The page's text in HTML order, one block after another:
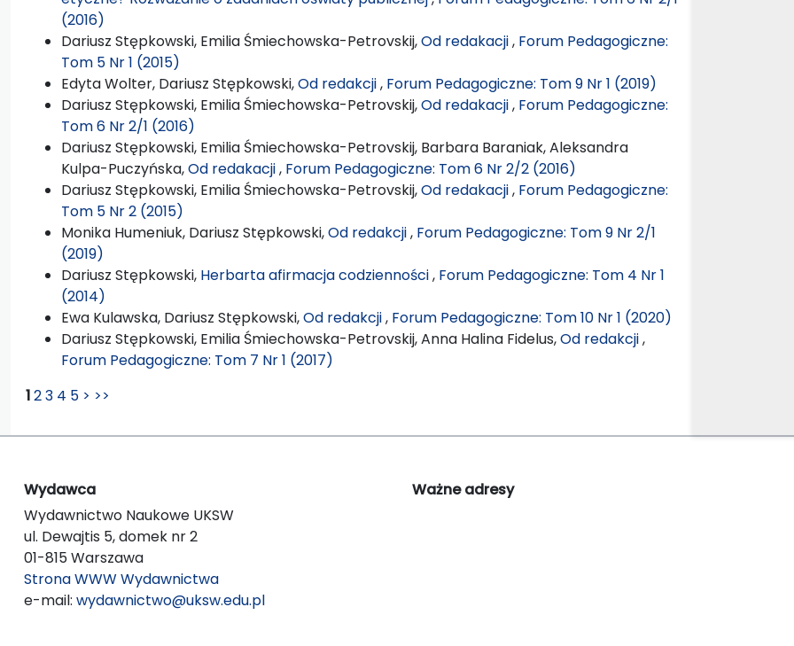
(2016)
Dariusz Stępkowski, Emilia Śmiechowska-Petrovskij,Od redakacji, Forum Pedagogiczne:
Tom 5 Nr 1 (2015)
Edyta Wolter, Dariusz Stępkowski,Od redakcji, Forum Pedagogiczne: Tom 9 Nr 1 (2019)
Dariusz Stępkowski, Emilia Śmiechowska-Petrovskij,Od redakacji, Forum Pedagogiczne:
Tom 6 Nr 2/1 (2016)
Dariusz Stępkowski, Emilia Śmiechowska-Petrovskij, Barbara Baraniak, Aleksandra
Kulpa-Puczyńska,Od redakacji, Forum Pedagogiczne: Tom 6 Nr 2/2 (2016)
Dariusz Stępkowski, Emilia Śmiechowska-Petrovskij,Od redakacji, Forum Pedagogiczne:
Tom 5 Nr 2 (2015)
Monika Humeniuk, Dariusz Stępkowski,Od redakcji, Forum Pedagogiczne: Tom 9 Nr 2/1
(2019)
Dariusz Stępkowski, Herbarta afirmacja codzienności, Forum Pedagogiczne: Tom 4 Nr 1
(2014)
Ewa Kulawska, Dariusz Stępkowski,Od redakcji, Forum Pedagogiczne: Tom 10 Nr 1 (2020)
Dariusz Stępkowski, Emilia Śmiechowska-Petrovskij, Anna Halina Fidelus,Od redakcji,
Forum Pedagogiczne: Tom 7 Nr 1 (2017)
123 4 5 > >>
Wydawca
Wydawnictwo Naukowe UKSW
ul. Dewajtis 5, domek nr 2
01-815 Warszawa
Strona WWW Wydawnictwa
e-mail: wydawnictwo@uksw.edu.pl
Ważne adresy